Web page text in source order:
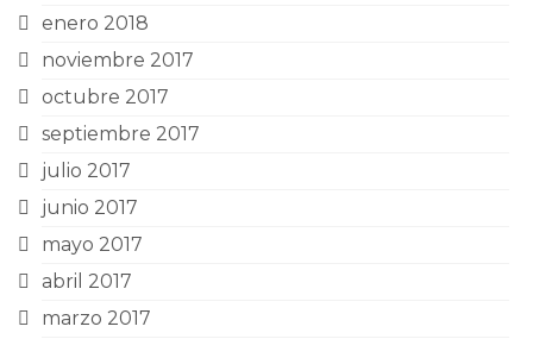
enero 2018
noviembre 2017
octubre 2017
septiembre 2017
julio 2017
junio 2017
mayo 2017
abril 2017
marzo 2017